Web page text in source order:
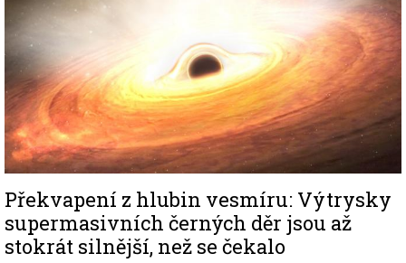
Překvapení z hlubin vesmíru: Výtrysky
supermasivních černých děr jsou až
stokrát silnější, než se čekalo